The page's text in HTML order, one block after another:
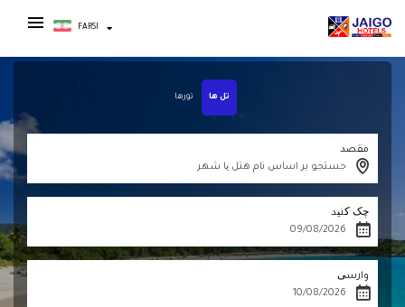
FARSI
تل ها تورها
مقصد
جستجو بر اساس نام هتل یا شهر
چک کنید
وارسی